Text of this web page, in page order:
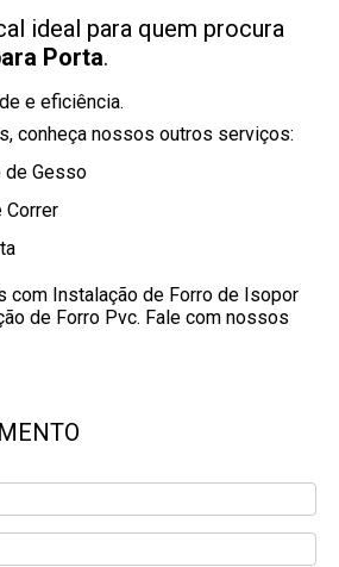
ideal para quem procura
Porta.
e eficiência.
conheça nossos outros serviços:
de Gesso
Correr
com Instalação de Forro de Isopor
de Forro Pvc. Fale com nossos